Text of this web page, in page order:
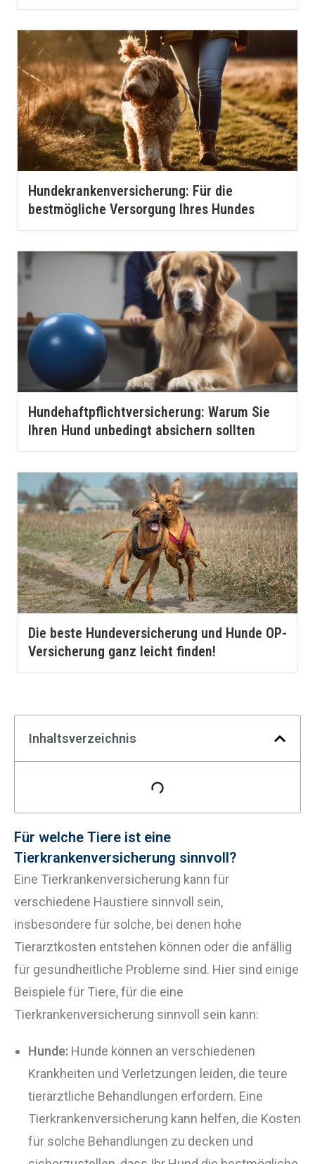
Hundekrankenversicherung: Für die
bestmögliche Versorgung Ihres Hundes
Hundehaftpflichtversicherung: Warum Sie
Ihren Hund unbedingt absichern sollten
Die beste Hundeversicherung und Hunde OP-
Versicherung ganz leicht finden!
Inhaltsverzeichnis
Für welche Tiere ist eine
Tierkrankenversicherung sinnvoll?
Eine Tierkrankenversicherung kann für
verschiedene Haustiere sinnvoll sein,
insbesondere für solche, bei denen hohe
Tierarztkosten entstehen können oder die anfällig
für gesundheitliche Probleme sind. Hier sind einige
Beispiele für Tiere, für die eine
Tierkrankenversicherung sinnvoll sein kann:
Hunde: Hunde können an verschiedenen
Krankheiten und Verletzungen leiden, die teure
tierärztliche Behandlungen erfordern. Eine
Tierkrankenversicherung kann helfen, die Kosten
für solche Behandlungen zu decken und